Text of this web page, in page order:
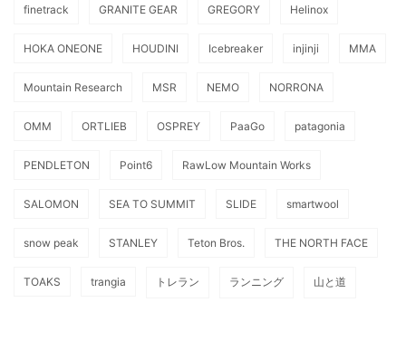
finetrack GRANITE GEAR GREGORY Helinox
HOKA ONEONE HOUDINI Icebreaker injinji MMA
Mountain Research MSR NEMO NORRONA
OMM ORTLIEB OSPREY PaaGo patagonia
PENDLETON Point6 RawLow Mountain Works
SALOMON SEA TO SUMMIT SLIDE smartwool
snow peak STANLEY Teton Bros. THE NORTH FACE
TOAKS trangia トレラン ランニング 山と道